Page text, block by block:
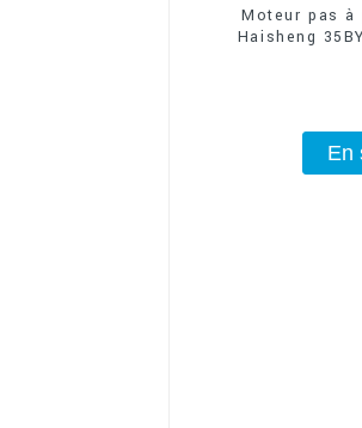
Moteur pas à
Haisheng
En